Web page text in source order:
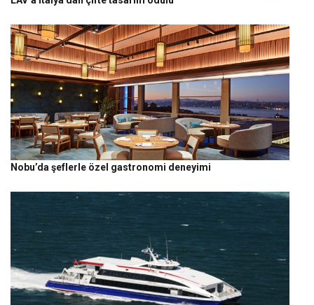
Nobu’da şeflerle özel gastronomi deneyimi